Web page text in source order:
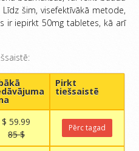
Līdz šim, visefektīvākā metode,
ir iepirkt 50mg tabletes, kā arī
Pirkt
tiešsaistē
$ 59.99
85 $
Pērc tagad